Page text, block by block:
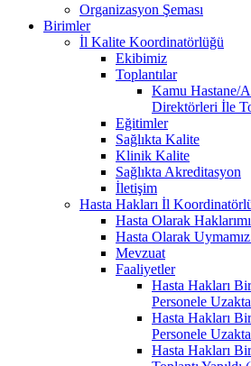
Organizasyon Şeması
Birimler
İl Kalite Koordinatörlüğü
Ekibimiz
Toplantılar
Kamu Hastane/
Direktörleri İle
Eğitimler
Sağlıkta Kalite
Klinik Kalite
Sağlıkta Akreditasyon
İletişim
Hasta Hakları İl
Hasta Olarak
Hasta Olarak
Mevzuat
Faaliyetler
Hasta Hakları
Personele
Hasta Hakları
Personele
Hasta Hakları